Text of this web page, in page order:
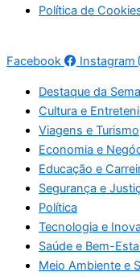
Política de
Facebook
Instagram
Destaque da
Cultura e
Viagens e Turismo
Economia e
Educação e
Segurança e
Política
Tecnologia e
Saúde e Bem-
Meio Ambiente e